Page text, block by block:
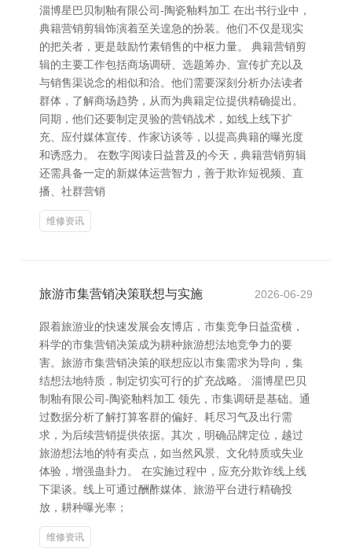
淄博星巴贝制釉有限公司-陶瓷釉料加工 在出书行业中，
典籍营销剪辑饰演着至关遑急的扮装。他们不仅是现实
的把关者，更是鼓励竹素销售的中枢力量。 典籍营销剪
辑的主要工作包括商场调研、选题筹办、宣传扩充以及
与销售渠说念的相似和洽。他们需要深刻分析办法读者
群体，了解商场趋势，从而为典籍定位提供精确提出。
同期，他们还要制定灵验的营销战术，如线上线下扩
充、应付媒体宣传、作家访谈等，以提高典籍的曝光度
和诱惑力。 在数字阅读日益普及的今天，典籍营销剪辑
还需具备一定的新媒体运营智力，善于欺诈短视频、直
播、社群营销
维修资讯
旅游市集营销决策联想与实施 2026-06-29
跟着旅游业的快速发展会友博店，市集竞争日益蛮横，
科学的市集营销决策成为耕种旅游想法地竞争力的要
害。旅游市集营销决策的联想应以市集需求为导向，集
结想法地特质，制定切实可行的扩充战略。 淄博星巴贝
制釉有限公司-陶瓷釉料加工 领先，市集调研是基础。通
过数据分析了解打算客群的偏好、耗尽习气及出行需
求，为后续营销提供依据。其次，明确品牌定位，越过
旅游想法地的特有卖点，如当然风景、文化特质或失业
体验，增强蛊卦力。 在实施过程中，应充分欺诈线上线
下渠谈。线上可通过酬酢媒体、旅游平台进行精确投
放，耕种曝光率；
维修资讯